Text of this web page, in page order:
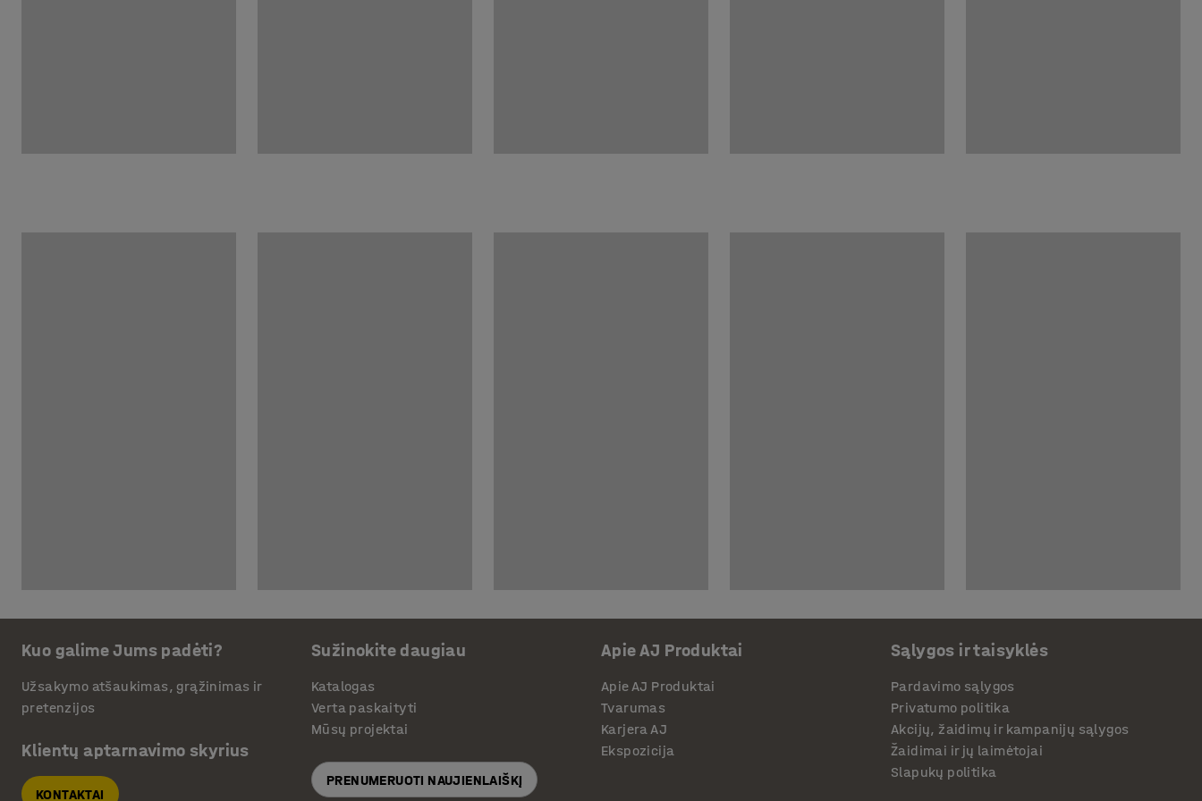
Kuo galime Jums padėti?
Užsakymo atšaukimas, grąžinimas ir
pretenzijos
Klientų aptarnavimo skyrius
KONTAKTAI
Sužinokite daugiau
Katalogas
Verta paskaityti
Mūsų projektai
PRENUMERUOTI NAUJIENLAIŠKĮ
Apie AJ Produktai
Apie AJ Produktai
Tvarumas
Karjera AJ
Ekspozicija
Sąlygos ir taisyklės
Pardavimo sąlygos
Privatumo politika
Akcijų, žaidimų ir kampanijų sąlygos
Žaidimai ir jų laimėtojai
Slapukų politika